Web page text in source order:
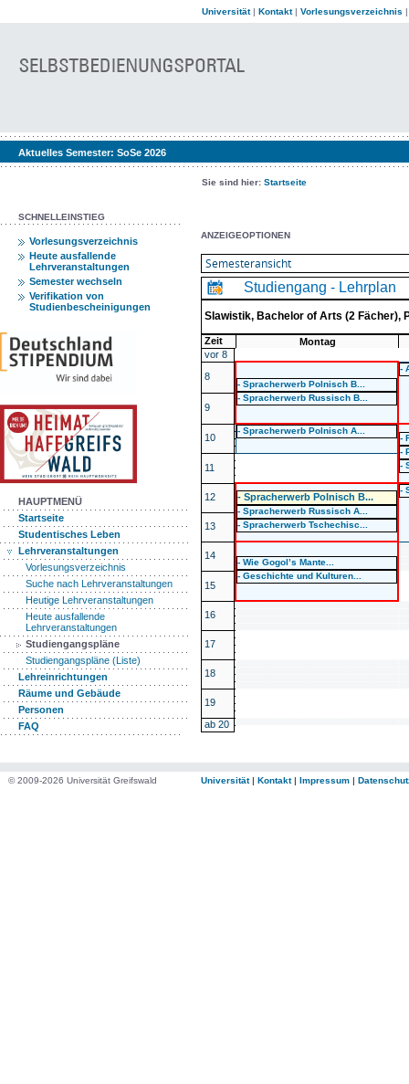
Universität| Kontakt| Vorlesungsverzeichnis
Aktuelles Semester: SoSe 2026
Sie sind hier: Startseite
SCHNELLEINSTIEG
Vorlesungsverzeichnis
Heute ausfallende
Lehrveranstaltungen
Semester wechseln
Verifikation von
Studienbescheinigungen
HAUPTMENÜ
Startseite
Studentisches Leben
Lehrveranstaltungen
Vorlesungsverzeichnis
Suche nach Lehrveranstaltungen
Heutige Lehrveranstaltungen
Heute ausfallende
Lehrveranstaltungen
Studiengangspläne
Studiengangspläne (Liste)
Lehreinrichtungen
Räume und Gebäude
Personen
FAQ
ANZEIGEOPTIONEN
Studiengang - Lehrplan
Slawistik, Bachelor of Arts (2 Fächer),
Zeit
Montag
vor 8
8
- Spracherwerb Polnisch B...
- Spracherwerb Russisch B...
-
9
10
- Spracherwerb Polnisch A...
-
-
-
11
12 - Spracherwerb Polnisch B...
- Spracherwerb Russisch A...
- Spracherwerb Tschechisc...
-
13
14
- Wie Gogol’s Mante...
- Geschichte und Kulturen...
15
16
17
18
19
ab 20
© 2009-2026 Universität Greifswald Universität| Kontakt| Impressum |